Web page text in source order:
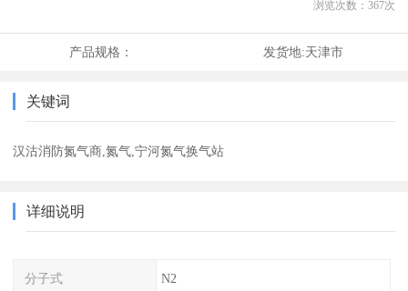
浏览次数： 367次
产品规格： 发货地:天津市
关键词
汉沽消防氮气商,氮气,宁河氮气换气站
详细说明
分子式 N2